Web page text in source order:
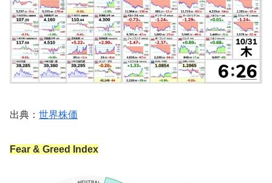
出典： 世界株価
Fear & Greed Index